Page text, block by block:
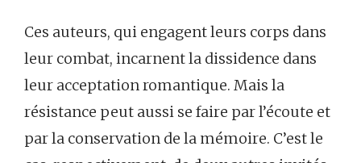
Ces auteurs, qui engagent leurs corps dans
leur combat, incarnent la dissidence dans
leur acceptation romantique. Mais la
résistance peut aussi se faire par l’écoute et
par la conservation de la mémoire. C’est le